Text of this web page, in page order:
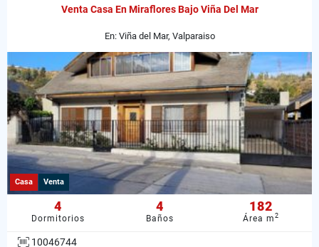
Venta Casa En Miraflores Bajo Viña Del Mar
En: Viña del Mar, Valparaiso
Casa Venta
4
Dormitorios
4
Baños
182
Área m2
10046744